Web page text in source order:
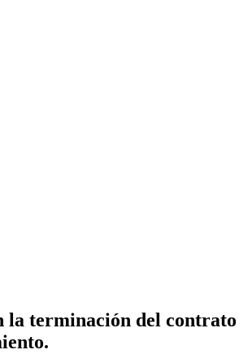
la terminación del contrato